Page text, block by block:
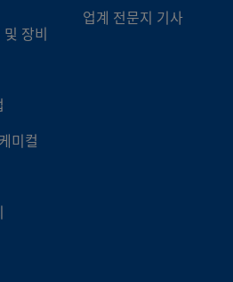
장비
미컬
업계 전문지 기사